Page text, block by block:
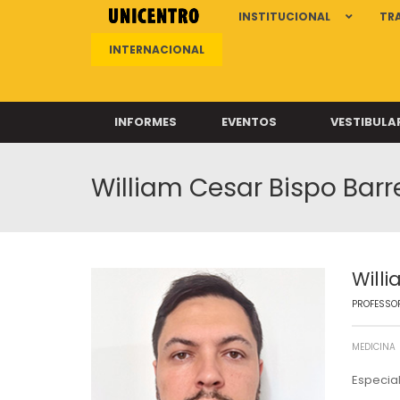
INSTITUCIONAL
INTERNACIONAL
INFORMES EVENTOS
William Cesar Bispo
MEDICINA